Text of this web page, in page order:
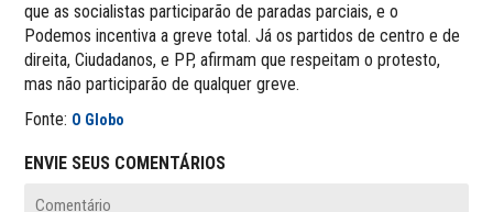
que as socialistas participarão de paradas parciais, e o
Podemos incentiva a greve total. Já os partidos de centro e de
direita, Ciudadanos, e PP, afirmam que respeitam o protesto,
mas não participarão de qualquer greve.
Fonte: O Globo
ENVIE SEUS COMENTÁRIOS